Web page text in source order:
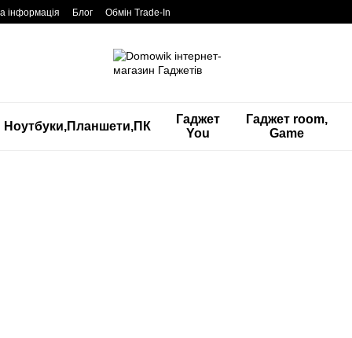
інформація Блог Обмін Trade-In
Ноутбуки,Планшети,ПК
Гаджет
You
Гаджет room,
Game